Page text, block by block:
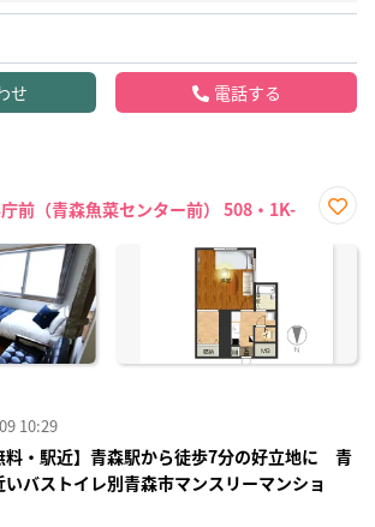
せ 電話する
前（青森魚菜センター前） 508・1K-
に入
10:29
料・駅近】青森駅から徒歩7分の好立地に 青
バストイレ別青森市マンスリーマンショ